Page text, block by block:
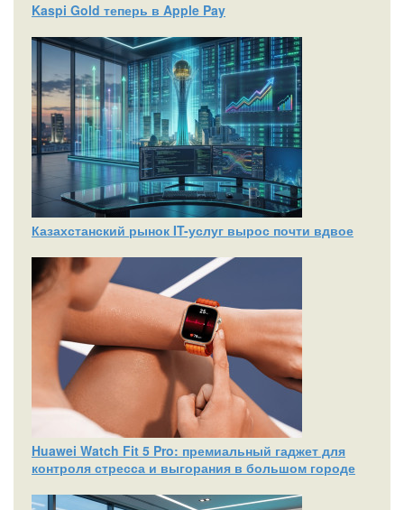
Kaspi Gold теперь в Apple Pay
Казахстанский рынок IT-услуг вырос почти вдвое
Huawei Watch Fit 5 Pro: премиальный гаджет для
контроля стресса и выгорания в большом городе